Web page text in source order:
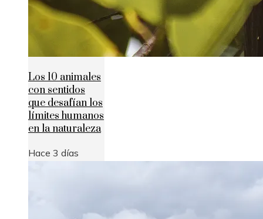
Los 10 animales
con sentidos
que desafían los
límites humanos
en la naturaleza
Hace 3 días